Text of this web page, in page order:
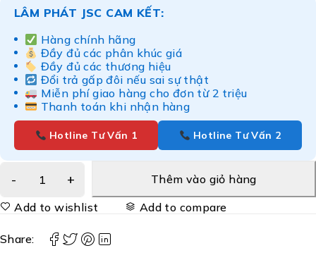
LÂM PHÁT JSC CAM KẾT:
Hàng chính hãng
Đầy đủ các phân khúc giá
Đầy đủ các thương hiệu
Đổi trả gấp đôi nếu sai sự thật
Miễn phí giao hàng cho đơn từ 2 triệu
Thanh toán khi nhận hàng
Hotline Tư Vấn 1 Hotline Tư Vấn 2
Thêm vào giỏ hàng
Add to wishlist
Add to compare
Share: